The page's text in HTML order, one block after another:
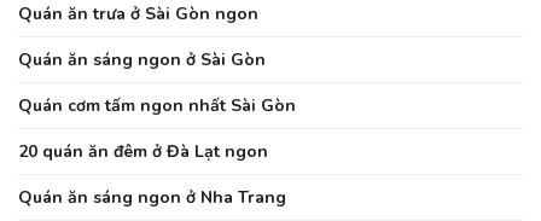
Quán ăn trưa ở Sài Gòn ngon
Quán ăn sáng ngon ở Sài Gòn
Quán cơm tấm ngon nhất Sài Gòn
20 quán ăn đêm ở Đà Lạt ngon
Quán ăn sáng ngon ở Nha Trang